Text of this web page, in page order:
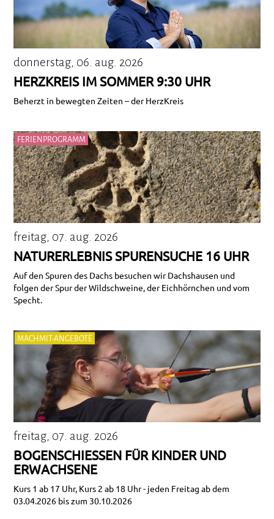
donnerstag, 06. aug. 2026
HERZKREIS IM SOMMER 9:30 UHR
Beherzt in bewegten Zeiten – der HerzKreis
FERIENPROGRAMM
freitag, 07. aug. 2026
NATURERLEBNIS SPURENSUCHE 16 UHR
Auf den Spuren des Dachs besuchen wir Dachshausen und
folgen der Spur der Wildschweine, der Eichhörnchen und vom
Specht.
MACHMIT-ANGEBOTE
freitag, 07. aug. 2026
BOGENSCHIESSEN FÜR KINDER UND E
RWACHSENE
Kurs 1 ab 17 Uhr, Kurs 2 ab 18 Uhr - jeden Freitag ab dem
03.04.2026 bis zum 30.10.2026